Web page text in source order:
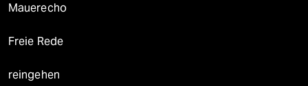
Mauerecho
Freie Rede
reingehen